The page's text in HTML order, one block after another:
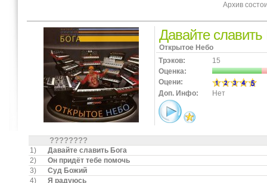
Архив
Давайте славить
Открытое Небо
Трэков:
15
Оценка:
Оцени:
Доп. Инфо:
Нет
????????
1)
Давайте славить Бога
2)
Он придёт тебе помочь
3)
Суд Божий
4)
Я радуюсь